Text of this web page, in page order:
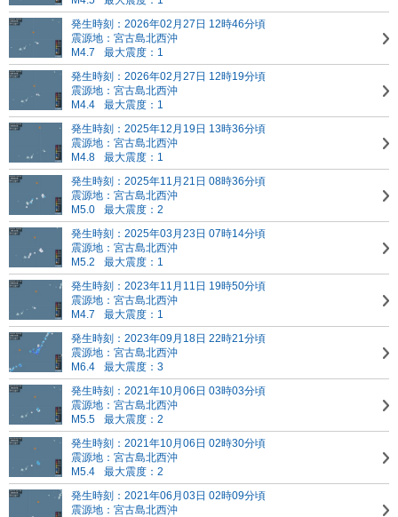
発生時刻：2026年02月27日 12時46分頃
震源地：宮古島北西沖
M4.7
最大震度：1
発生時刻：2026年02月27日 12時19分頃
震源地：宮古島北西沖
M4.4
最大震度：1
発生時刻：2025年12月19日 13時36分頃
震源地：宮古島北西沖
M4.8
最大震度：1
発生時刻：2025年11月21日 08時36分頃
震源地：宮古島北西沖
M5.0
最大震度：2
発生時刻：2025年03月23日 07時14分頃
震源地：宮古島北西沖
M5.2
最大震度：1
発生時刻：2023年11月11日 19時50分頃
震源地：宮古島北西沖
M4.7
最大震度：1
発生時刻：2023年09月18日 22時21分頃
震源地：宮古島北西沖
M6.4
最大震度：3
発生時刻：2021年10月06日 03時03分頃
震源地：宮古島北西沖
M5.5
最大震度：2
発生時刻：2021年10月06日 02時30分頃
震源地：宮古島北西沖
M5.4
最大震度：2
発生時刻：2021年06月03日 02時09分頃
震源地：宮古島北西沖